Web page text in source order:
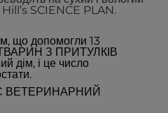
SCIENCE PLAN.
що допомогли 13
З ПРИТУЛКІВ
дім, і це число
ВЕТЕРИНАРНИЙ